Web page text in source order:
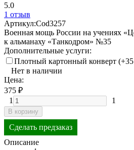
5.0
1 отзыв
Артикул:Cod3257
Военная мощь России на учениях
к альманаху «Танкодром» №35
Дополнительные услуги:
Плотный картонный конверт (+35
Нет в наличии
Цена:
375 ₽
1
1
В корзину
Сделать предзаказ
Описание